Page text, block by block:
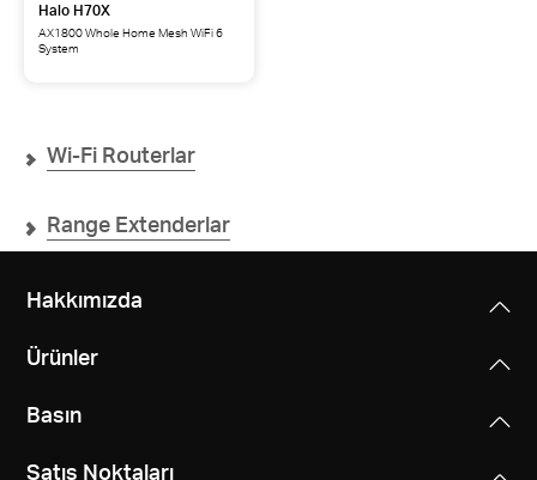
Halo H70X
AX1800 Whole Home Mesh WiFi 6
System
Wi-Fi Routerlar
Range Extenderlar
Hakkımızda
Ürünler
Basın
Satış Noktaları